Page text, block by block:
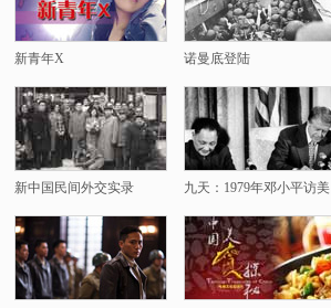
新青年X 诺曼底登陆
新中国民间外交实录 九天：1979年邓小平访美